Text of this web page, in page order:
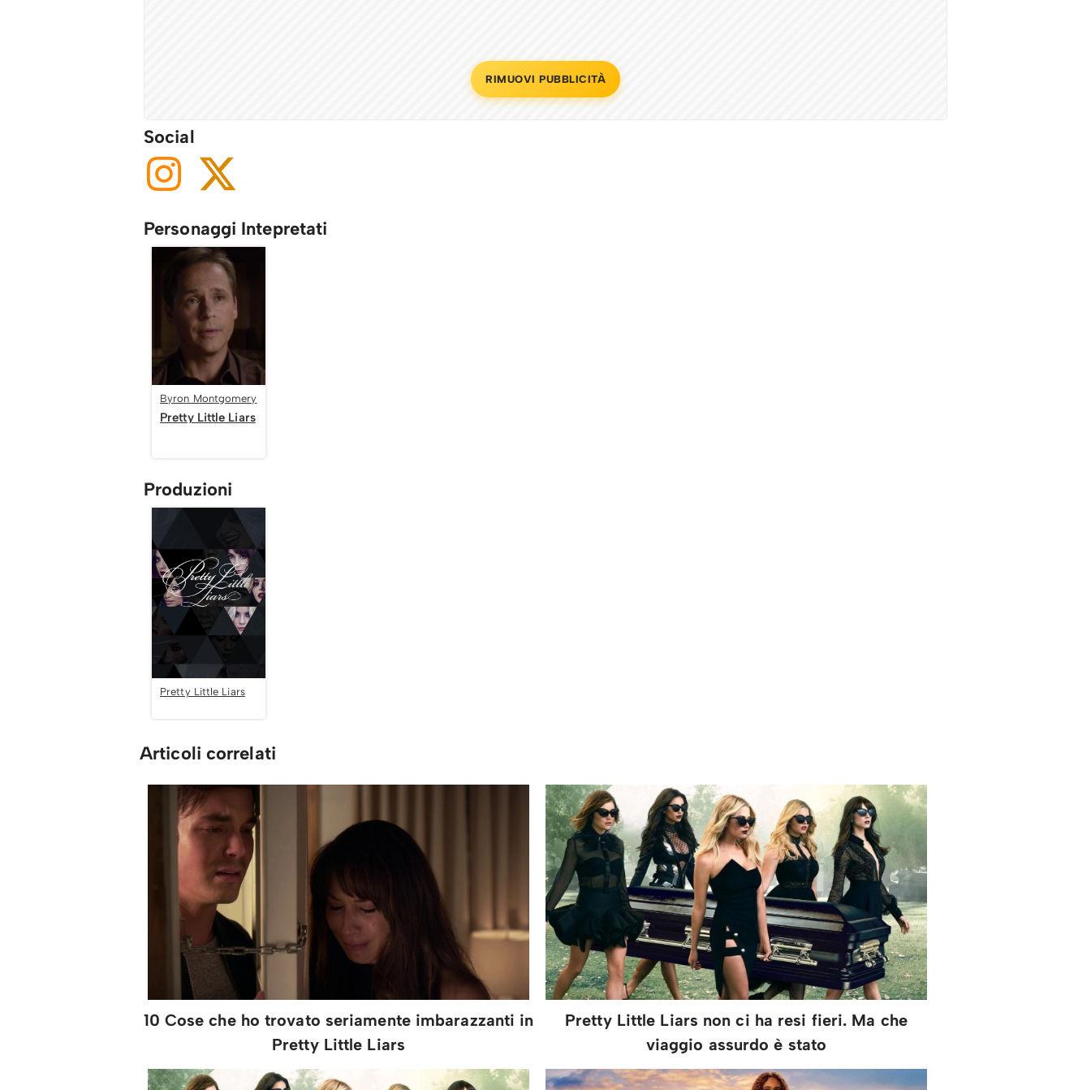
RIMUOVI PUBBLICITÀ
Social
Personaggi Intepretati
Byron Montgomery
Pretty Little Liars
Produzioni
Pretty Little Liars
Articoli correlati
10 Cose che ho trovato seriamente imbarazzanti in
Pretty Little Liars
Pretty Little Liars non ci ha resi fieri. Ma che
viaggio assurdo è stato